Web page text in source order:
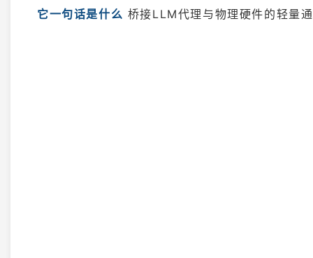
它一句话是什么 桥接LLM代理与物理硬件的轻量